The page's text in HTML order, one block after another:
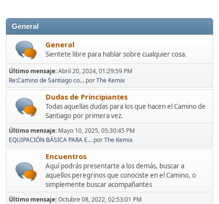
General
General
Sientete libre para hablar sobre cualquier cosa.
Último mensaje:Abril 20, 2024, 01:29:59 PM
Re:Camino de Santiago co... porThe Kemix
Dudas de Principiantes
Todas aquellas dudas para los que hacen el Camino de
Santiago por primera vez.
Último mensaje: Mayo 10, 2025, 05:30:45 PM
EQUIPACIÓN BÁSICA PARA E... porThe Kemix
Encuentros
Aquí podrás presentarte a los demás, buscar a
aquellos peregrinos que conociste en el Camino, o
simplemente buscar acompañantes
Último mensaje:Octubre 08, 2022, 02:53:01 PM